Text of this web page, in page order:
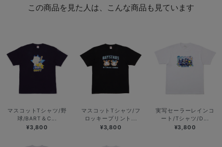
この商品を見た人は、こんな商品も見ています
マスコットTシャツ/野
球/BART＆C...
¥3,800
マスコットTシャツ/フ
ロッキープリント...
¥3,800
実写セーラーレインコ
ート/Tシャツ/D...
¥3,800